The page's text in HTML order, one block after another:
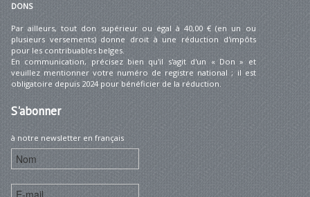
DONS
Par ailleurs, tout don supérieur ou égal à 40,00 € (en un ou
plusieurs versements) donne droit à une réduction d'impôts
pour les contribuables belges.
En communication, précisez bien qu'il s'agit d'un « Don » et
veuillez mentionner votre numéro de registre national ; il est
obligatoire depuis 2024 pour bénéficier de la réduction.
S'abonner
à notre newsletter en français